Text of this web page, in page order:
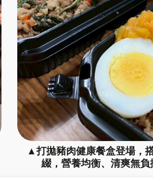
▲打拋豬肉健康餐盒登場，
綴，營養均衡、清爽無